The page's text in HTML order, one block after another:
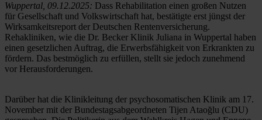
Wuppertal, 09.12.2025: Dass Rehabilitation einen großen Nutzen
für Gesellschaft und Volkswirtschaft hat, bestätigte erst jüngst der
Wirksamkeitsreport der Deutschen Rentenversicherung.
Rehakliniken, wie die Dr. Becker Klinik Juliana in Wuppertal haben
einen gesetzlichen Auftrag, die Erwerbsfähigkeit von Erkrankten zu
fördern. Das bestmöglich zu erfüllen, stellt sie jedoch zunehmend
vor Herausforderungen.
Darüber hat die Klinikleitung der psychosomatischen Klinik am 17.
November mit der Bundestagsabgeordneten Tijen Ataoğlu (CDU)